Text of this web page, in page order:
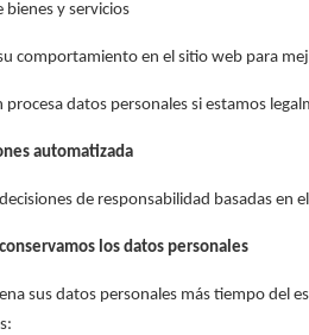
bienes y servicios
comportamiento en el sitio web para
datos personales si estamos
automatizada
de responsabilidad basadas en
los datos personales
sus datos personales más tiempo del